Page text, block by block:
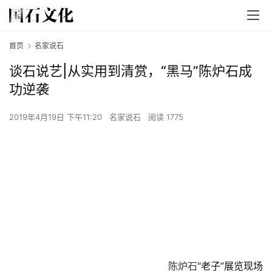
首页 名家说石
谈石说艺|从实用到清赏，“黑马”陈炉石成
功逆袭
2019年4月19日 下午11:20 名家说石 阅读 1775
陈炉石“老子”展览现场